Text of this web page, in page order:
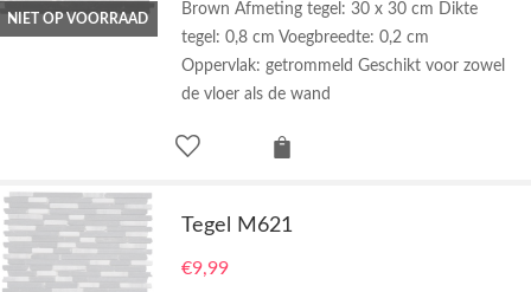
NIET OP VOORRAAD
Brown Afmeting tegel: 30 x 30 cm Dikte
tegel: 0,8 cm Voegbreedte: 0,2 cm
Oppervlak: getrommeld Geschikt voor zowel
de vloer als de wand
Tegel M621
€9,99